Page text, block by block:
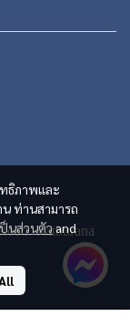
ธิภาพและ
ท่านสามารถ
นส่วนตัว and
Ratburana